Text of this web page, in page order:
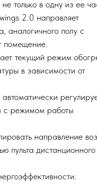
только в одну из ее
2.0 направляет
аналогичного полу с
помещение.
текущий режим
в зависимости от
с режимом работы
направление
пульта дистанционного